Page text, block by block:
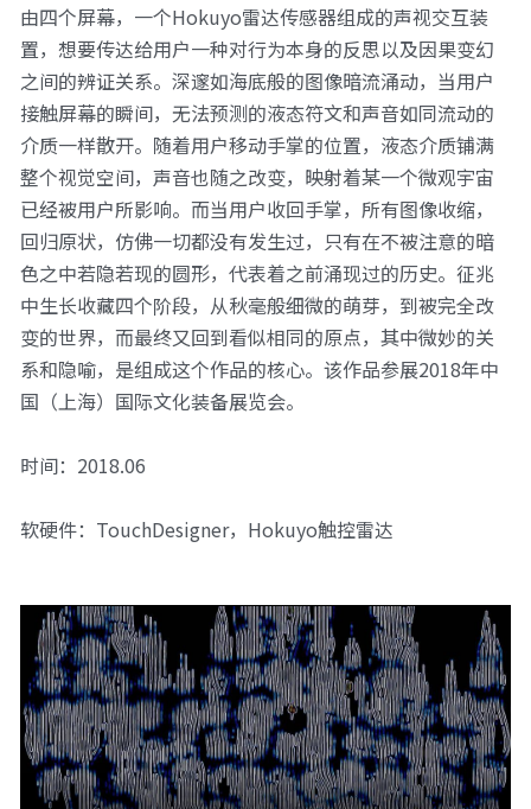
由四个屏幕，一个Hokuyo雷达传感器组成的声视交互装
置，想要传达给用户一种对行为本身的反思以及因果变幻
之间的辨证关系。深邃如海底般的图像暗流涌动，当用户
接触屏幕的瞬间，无法预测的液态符文和声音如同流动的
介质一样散开。随着用户移动手掌的位置，液态介质铺满
整个视觉空间，声音也随之改变，映射着某一个微观宇宙
已经被用户所影响。而当用户收回手掌，所有图像收缩，
回归原状，仿佛一切都没有发生过，只有在不被注意的暗
色之中若隐若现的圆形，代表着之前涌现过的历史。征兆
中生长收藏四个阶段，从秋毫般细微的萌芽，到被完全改
变的世界，而最终又回到看似相同的原点，其中微妙的关
系和隐喻，是组成这个作品的核心。该作品参展2018年中
国（上海）国际文化装备展览会。
时间：2018.06
软硬件：TouchDesigner，Hokuyo触控雷达